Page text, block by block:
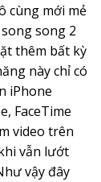
cùng mới mẻ
song 2
thêm bất kỳ
này chỉ có
iPhone
FaceTime
video trên
vẫn lướt
vậy đây